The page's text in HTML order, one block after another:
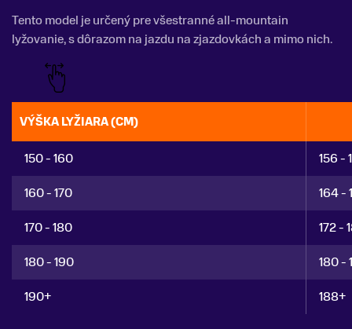
Tento model je určený pre všestranné all-mountain
lyžovanie, s dôrazom na jazdu na zjazdovkách a mimo nich.
VÝŠKA LYŽIARA (CM)
150 - 160
156 -
160 - 170
164 -
170 - 180
172 -
180 - 190
180 -
190+
188+